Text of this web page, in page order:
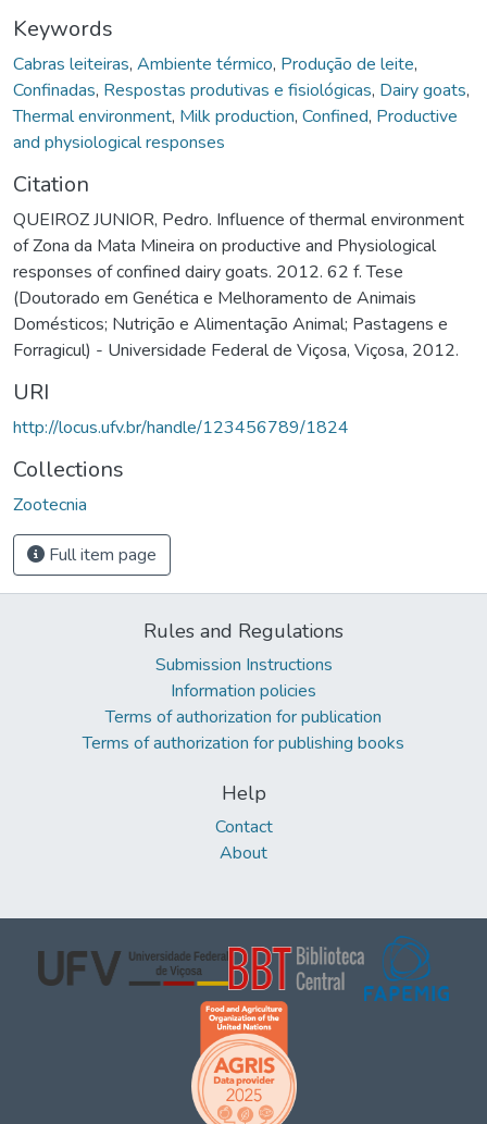
Keywords
Cabras leiteiras, Ambiente térmico, Produção de leite,
Confinadas, Respostas produtivas e fisiológicas, Dairy goats,
Thermal environment, Milk production, Confined, Productive
and physiological responses
Citation
QUEIROZ JUNIOR, Pedro. Influence of thermal environment
of Zona da Mata Mineira on productive and Physiological
responses of confined dairy goats. 2012. 62 f. Tese
(Doutorado em Genética e Melhoramento de Animais
Domésticos; Nutrição e Alimentação Animal; Pastagens e
Forragicul) - Universidade Federal de Viçosa, Viçosa, 2012.
URI
http://locus.ufv.br/handle/123456789/1824
Collections
Zootecnia
Full item page
Rules and Regulations
Submission Instructions
Information policies
Terms of authorization for publication
Terms of authorization for publishing books
Help
Contact
About